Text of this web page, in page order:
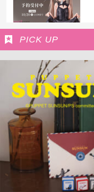
PICK UP